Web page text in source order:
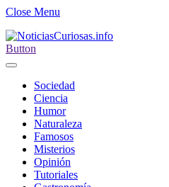
Close Menu
Button
Sociedad
Ciencia
Humor
Naturaleza
Famosos
Misterios
Opinión
Tutoriales